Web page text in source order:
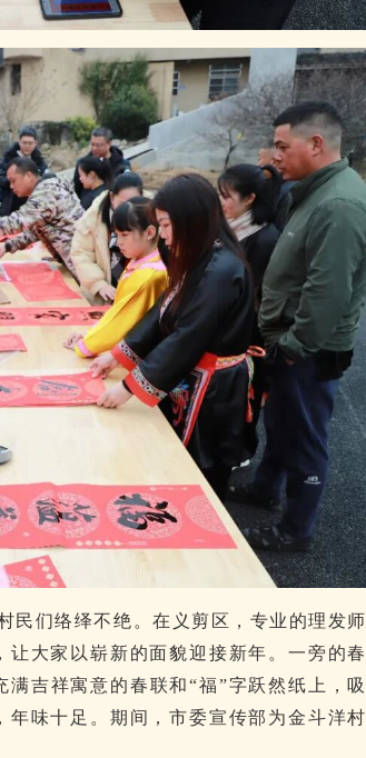
民们络绎不绝。在义剪区，专业的理发师
大家以崭新的面貌迎接新年。一旁的春
吉祥寓意的春联和“福”字跃然纸上，吸
味十足。期间，市委宣传部为金斗洋村